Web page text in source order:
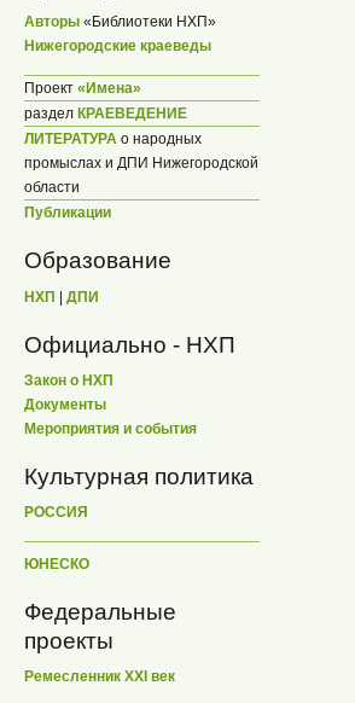
Авторы «Библиотеки НХП»
Нижегородские краеведы
Проект «Имена»
раздел КРАЕВЕДЕНИЕ
ЛИТЕРАТУРА о народных
промыслах и ДПИ Нижегородской
области
Публикации
Образование
НХП | ДПИ
Официально - НХП
Закон о НХП
Документы
Мероприятия и события
Культурная политика
РОССИЯ
ЮНЕСКО
Федеральные
проекты
Ремесленник XXI век